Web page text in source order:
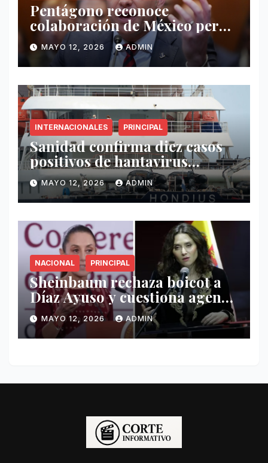
Pentágono reconoce
colaboración de México pero
exige mayor operatividad
antidrogas
MAYO 12, 2026 ADMIN
INTERNACIONALES PRINCIPAL
Sanidad confirma diez casos
positivos de hantavirus
vinculados al crucero MV
Hondius
MAYO 12, 2026 ADMIN
NACIONAL PRINCIPAL
Sheinbaum rechaza boicot a
Díaz Ayuso y cuestiona agenda
de funcionaria española
MAYO 12, 2026 ADMIN